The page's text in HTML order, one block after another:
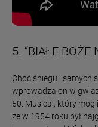
5. “BIAŁE BOŻE
Choć śniegu i samych
wprowadza on w
50. Musical, który
że w 1954 roku był